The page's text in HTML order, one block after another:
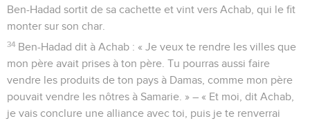
Ben-Hadad sortit de sa cachette et vint vers Achab, qui le fit
monter sur son char.
34 Ben-Hadad dit à Achab : « Je veux te rendre les villes que
mon père avait prises à ton père. Tu pourras aussi faire
vendre les produits de ton pays à Damas, comme mon père
pouvait vendre les nôtres à Samarie. » – « Et moi, dit Achab,
je vais conclure une alliance avec toi, puis je te renverrai